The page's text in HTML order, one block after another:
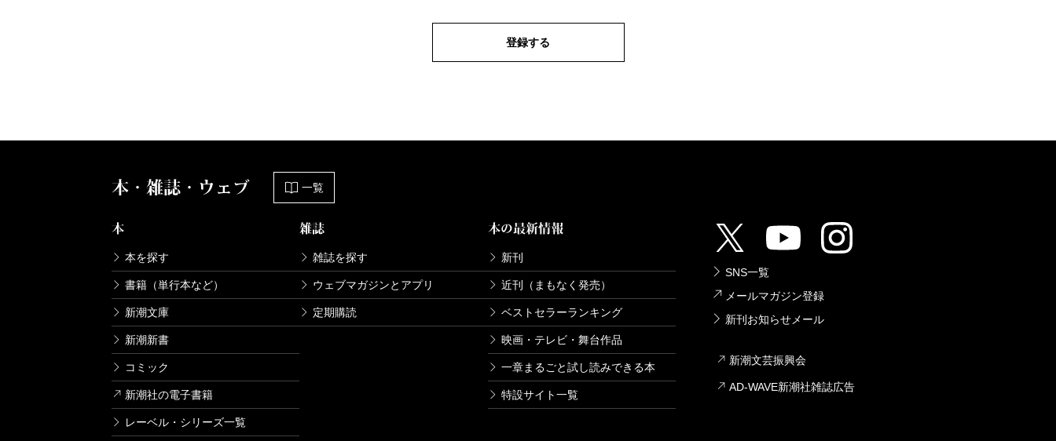
登録する
本・雑誌・ウェブ 一覧
本
本を探す
書籍（単行本など）
新潮文庫
新潮新書
コミック
新潮社の電子書籍
レーベル・シリーズ一覧
雑誌
雑誌を探す
ウェブマガジンとアプリ
定期購読
本の最新情報
新刊
近刊（まもなく発売）
ベストセラーランキング
映画・テレビ・舞台作品
一章まるごと試し読みできる本
特設サイト一覧
SNS一覧
メールマガジン登録
新刊お知らせメール
新潮文芸振興会
AD-WAVE新潮社雑誌広告